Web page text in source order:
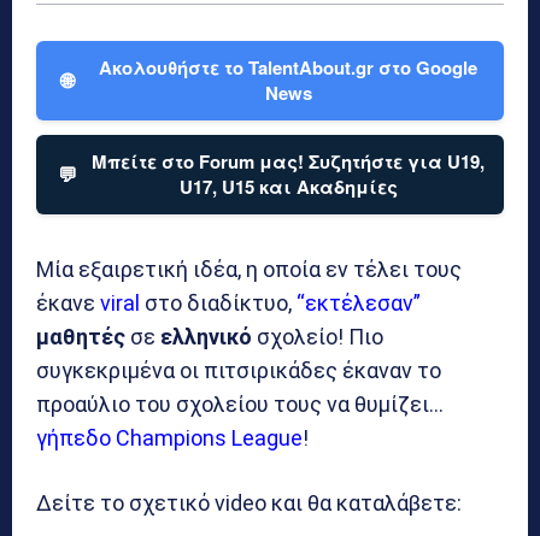
🌐
Ακολουθήστε το TalentAbout.gr στο Google
News
💬
Μπείτε στο Forum μας! Συζητήστε για U19,
U17, U15 και Ακαδημίες
Μία εξαιρετική ιδέα, η οποία εν τέλει τους
έκανε viral στο διαδίκτυο, “εκτέλεσαν”
μαθητές σε ελληνικό σχολείο! Πιο
συγκεκριμένα οι πιτσιρικάδες έκαναν το
προαύλιο του σχολείου τους να θυμίζει…
γήπεδο Champions League!
Δείτε το σχετικό video και θα καταλάβετε: